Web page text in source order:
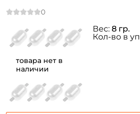
товара нет в
наличии
Вес: 8 гр.
Кол-во в